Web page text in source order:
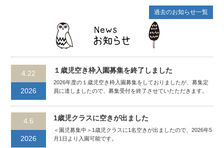
4.22
2026
１歳児空き枠入園募集を終了しました
2026年度の１歳児空き枠入園募集をしておりましたが、募集定
員に達しましたので、募集受付を終了させていたただきます。
4.6
2026
1歳児クラスに空きが出ました
＜園児募集中＞1歳児クラスに1名空きが出ましたので、2026年5
月1日より入園可能です。
過去のお知らせ一覧